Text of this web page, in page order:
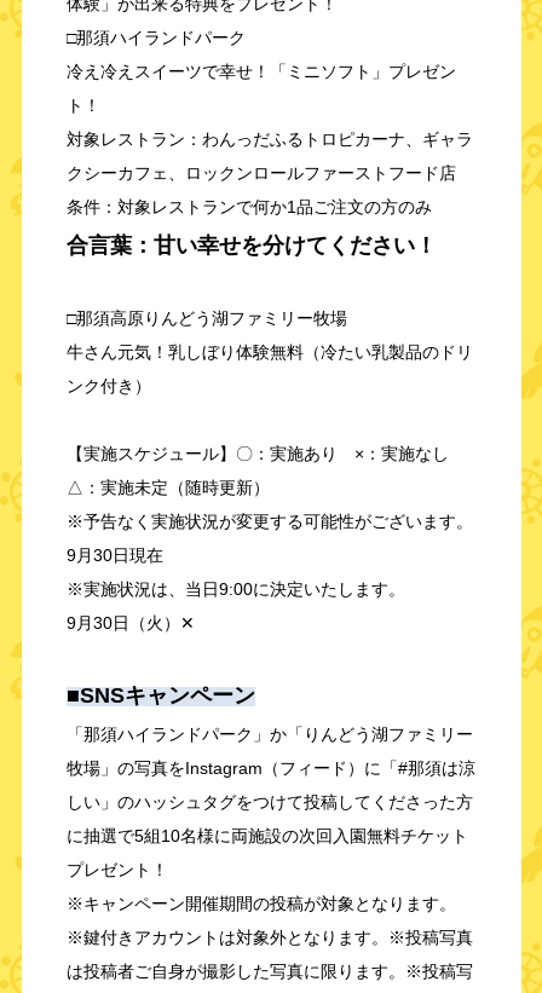
□那須ハイランドパーク
冷え冷えスイーツで幸せ！「ミニソフト」プレゼン
ト！
対象レストラン：わんっだふるトロピカーナ、ギャラ
クシーカフェ、ロックンロールファーストフード店
条件：対象レストランで何か1品ご注文の方のみ
合言葉：甘い幸せを分けてください！
□那須高原りんどう湖ファミリー牧場
牛さん元気！乳しぼり体験無料（冷たい乳製品のドリ
ンク付き）
【実施スケジュール】〇：実施あり ×：実施なし
△：実施未定（随時更新）
※予告なく実施状況が変更する可能性がございます。
9月30日現在
※実施状況は、当日9:00に決定いたします。
9月30日（火）✕
■SNSキャンペーン
「那須ハイランドパーク」か「りんどう湖ファミリー
牧場」の写真をInstagram（フィード）に「#那須は涼
しい」のハッシュタグをつけて投稿してくださった方
に抽選で5組10名様に両施設の次回入園無料チケット
プレゼント！
※キャンペーン開催期間の投稿が対象となります。
※鍵付きアカウントは対象外となります。※投稿写真
は投稿者ご自身が撮影した写真に限ります。※投稿写